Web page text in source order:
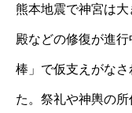
熊本地震で神宮は
殿などの修復が進
棒」で仮支えがな
た。祭礼や神輿の